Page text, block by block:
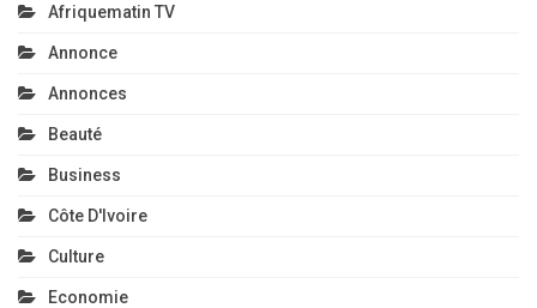
Afriquematin TV
Annonce
Annonces
Beauté
Business
Côte D'Ivoire
Culture
Economie